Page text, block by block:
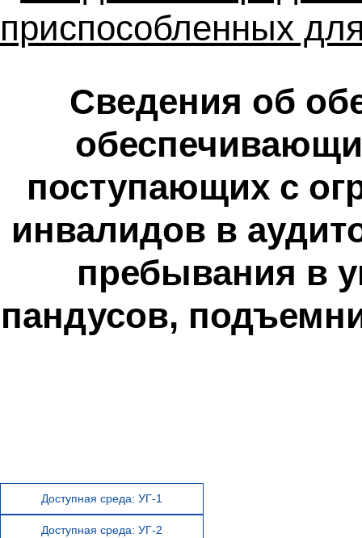
приспособленных
Сведения об
поступающих с
инвалидов в
пребывания в
пандусов,
Доступная среда: УГ-1
Доступная среда: УГ-2